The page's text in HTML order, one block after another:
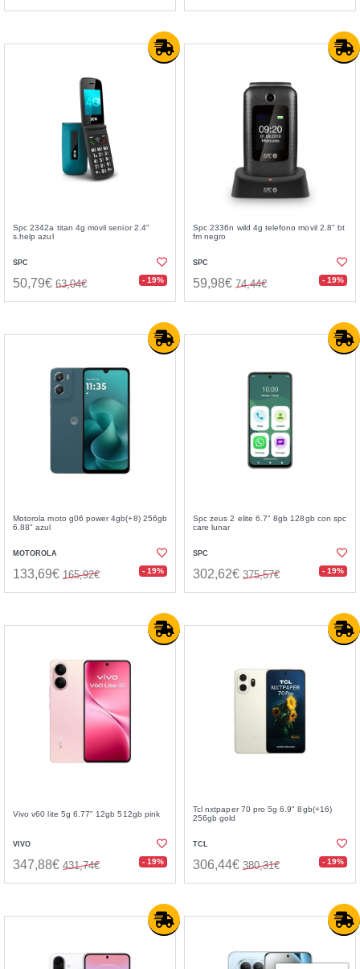
Spc 2342a titan 4g movil senior 2.4"
s.help azul
SPC
50,79€ 63,04€ - 19%
Spc 2336n wild 4g telefono movil 2.8" bt
fm negro
SPC
59,98€ 74,44€ - 19%
Motorola moto g06 power 4gb(+8) 256gb
6.88" azul
MOTOROLA
133,69€ 165,92€ - 19%
Spc zeus 2 elite 6.7" 8gb 128gb con spc
care lunar
SPC
302,62€ 375,57€ - 19%
Vivo v60 lite 5g 6.77" 12gb 512gb pink
VIVO
347,88€ 431,74€ - 19%
Tcl nxtpaper 70 pro 5g 6.9" 8gb(+16)
256gb gold
TCL
306,44€ 380,31€ - 19%